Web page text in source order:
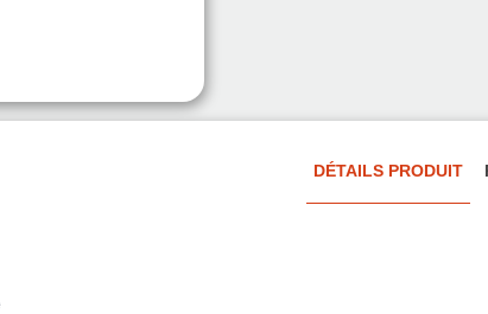
DÉTAILS PRODUIT